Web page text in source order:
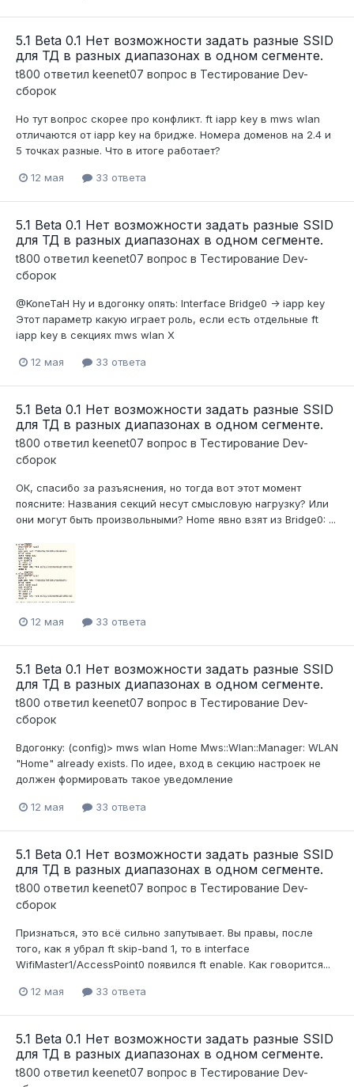
5.1 Beta 0.1 Нет возможности задать разные SSID
для ТД в разных диапазонах в одном сегменте.
t800 ответил keenet07 вопрос в Тестирование Dev-
сборок
Но тут вопрос скорее про конфликт. ft iapp key в mws wlan
отличаются от iapp key на бридже. Номера доменов на 2.4 и
5 точках разные. Что в итоге работает?
12 мая 33 ответа
5.1 Beta 0.1 Нет возможности задать разные SSID
для ТД в разных диапазонах в одном сегменте.
t800 ответил keenet07 вопрос в Тестирование Dev-
сборок
@KoneTaH Ну и вдогонку опять: Interface Bridge0 -> iapp key
Этот параметр какую играет роль, если есть отдельные ft
iapp key в секциях mws wlan X
12 мая 33 ответа
5.1 Beta 0.1 Нет возможности задать разные SSID
для ТД в разных диапазонах в одном сегменте.
t800 ответил keenet07 вопрос в Тестирование Dev-
сборок
ОК, спасибо за разъяснения, но тогда вот этот момент
поясните: Названия секций несут смысловую нагрузку? Или
они могут быть произвольными? Home явно взят из Bridge0: ...
12 мая 33 ответа
5.1 Beta 0.1 Нет возможности задать разные SSID
для ТД в разных диапазонах в одном сегменте.
t800 ответил keenet07 вопрос в Тестирование Dev-
сборок
Вдогонку: (config)> mws wlan Home Mws::Wlan::Manager: WLAN
"Home" already exists. По идее, вход в секцию настроек не
должен формировать такое уведомление
12 мая 33 ответа
5.1 Beta 0.1 Нет возможности задать разные SSID
для ТД в разных диапазонах в одном сегменте.
t800 ответил keenet07 вопрос в Тестирование Dev-
сборок
Признаться, это всё сильно запутывает. Вы правы, после
того, как я убрал ft skip-band 1, то в interface
WifiMaster1/AccessPoint0 появился ft enable. Как говорится...
12 мая 33 ответа
5.1 Beta 0.1 Нет возможности задать разные SSID
для ТД в разных диапазонах в одном сегменте.
t800 ответил keenet07 вопрос в Тестирование Dev-